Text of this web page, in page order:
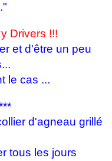
Drivers !!!
et d'être un peu
le cas ...
d'agneau grillé
tous les jours